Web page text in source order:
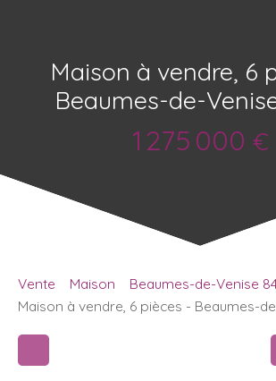
Maison à vendre, 6
Beaumes-de-
1 275 000 €
Vente Maison
Beaumes-de-Venise
Maison à vendre, 6 pièces - Beaumes-